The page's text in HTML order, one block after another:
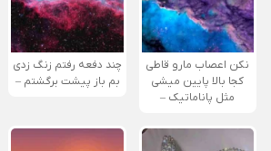
نکن اعصاب مارو قاطی
کجا بالا پایین میشی
مثل پاناماتیک –
چند دفعه رفتم زنگ زدی
بم باز پیشت برگشتم –